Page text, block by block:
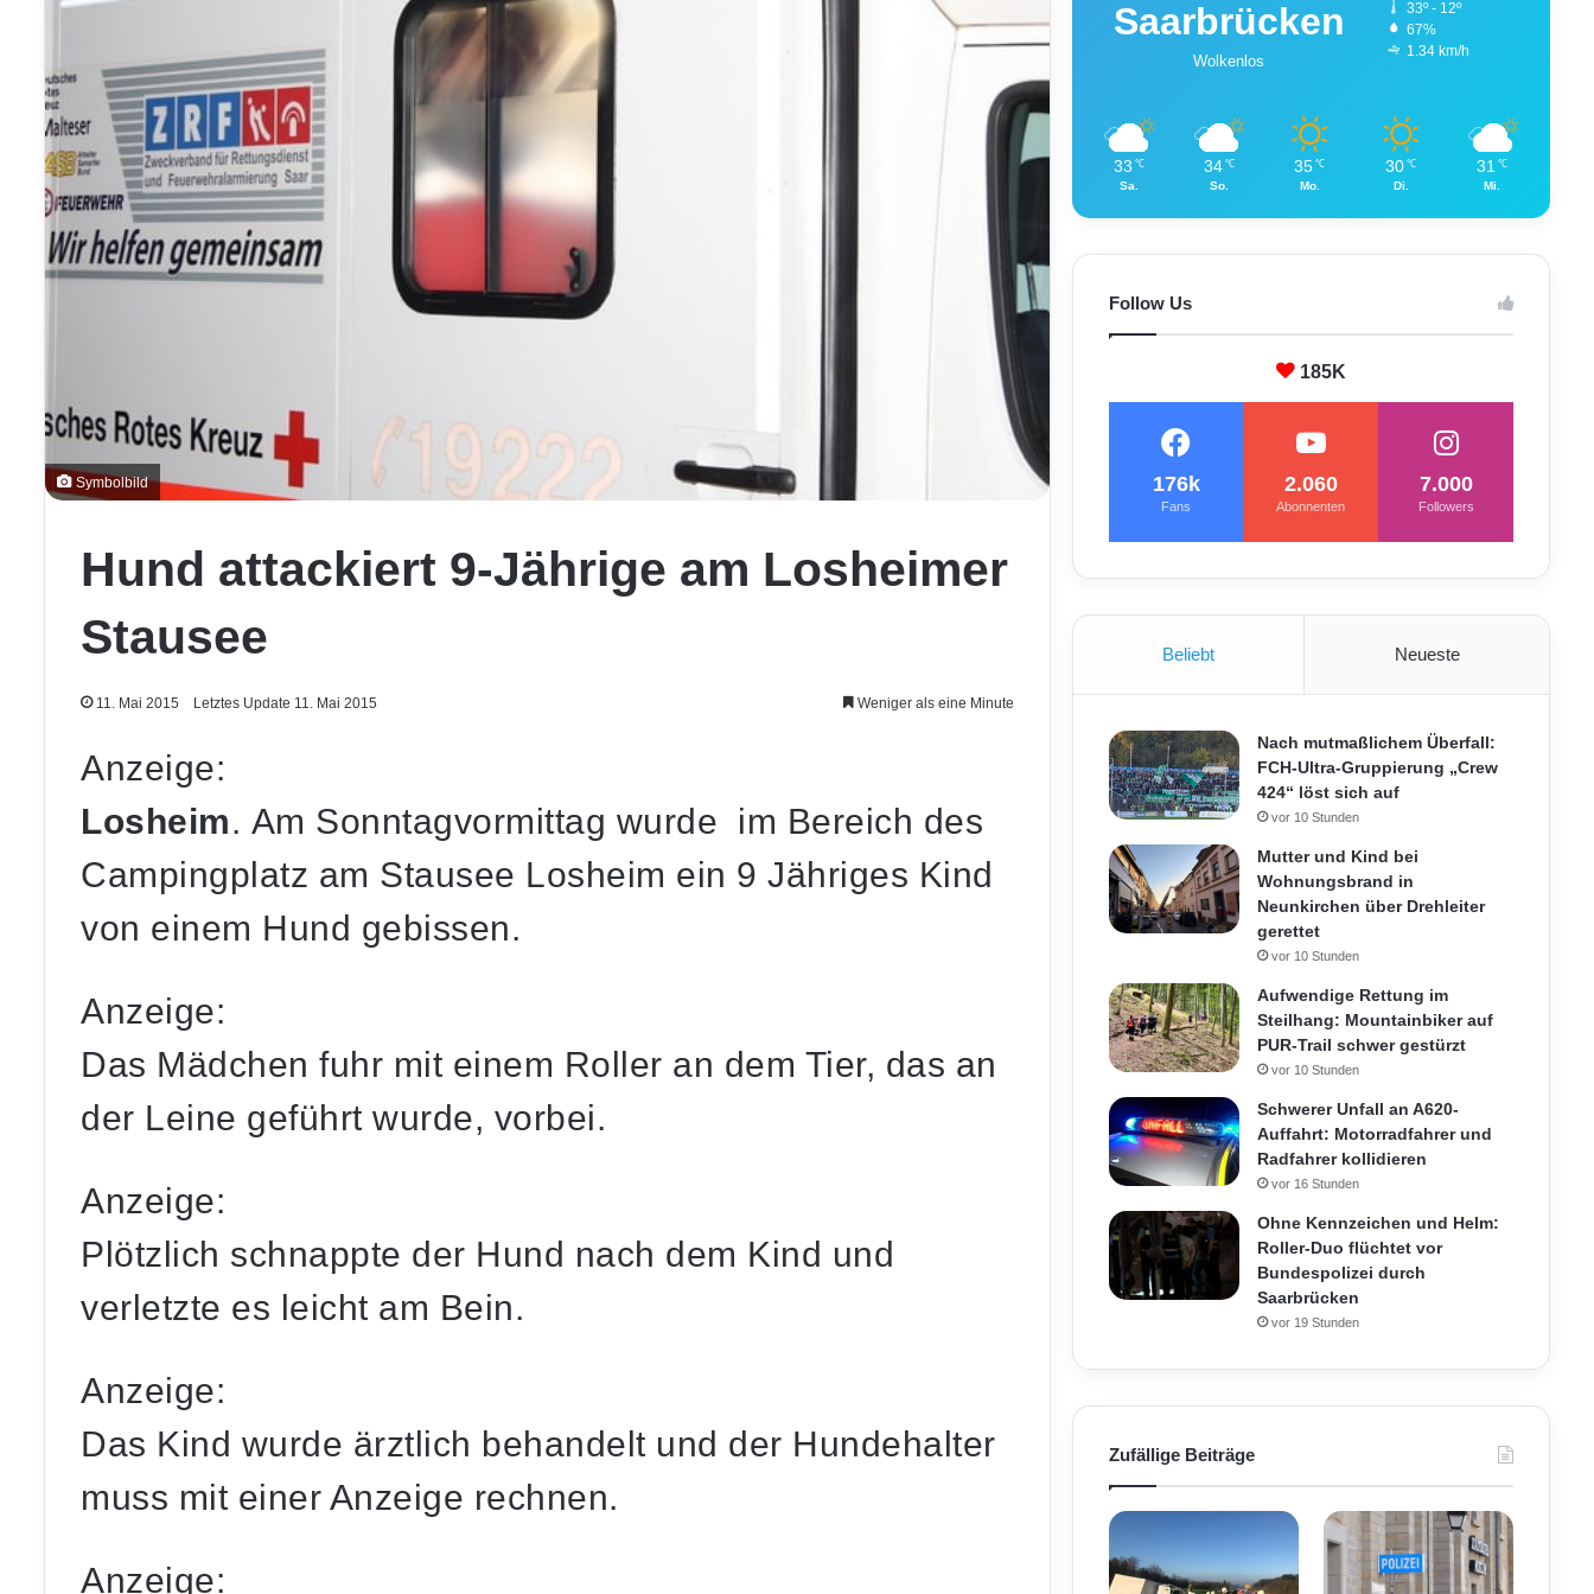
Symbolbild
Hund attackiert 9-Jährige am Losheimer
Stausee
11. Mai 2015 Letztes Update 11. Mai 2015 Weniger als eine Minute
Anzeige:
Losheim. Am Sonntagvormittag wurde im Bereich des
Campingplatz am Stausee Losheim ein 9 Jähriges Kind
von einem Hund gebissen.
Anzeige:
Das Mädchen fuhr mit einem Roller an dem Tier, das an
der Leine geführt wurde, vorbei.
Anzeige:
Plötzlich schnappte der Hund nach dem Kind und
verletzte es leicht am Bein.
Anzeige:
Das Kind wurde ärztlich behandelt und der Hundehalter
muss mit einer Anzeige rechnen.
Anzeige:
Saarbrücken
Wolkenlos
33º - 12º
67%
1.34 km/h
33 ℃
Sa.
34 ℃
So.
35 ℃
Mo.
30 ℃
Di.
31 ℃
Mi.
Follow Us
185K
176k
Fans
2.060
Abonnenten
7.000
Followers
Beliebt Neueste
Nach mutmaßlichem Überfall:
FCH-Ultra-Gruppierung „Crew
424“ löst sich auf
vor 10 Stunden
Mutter und Kind bei
Wohnungsbrand in
Neunkirchen über Drehleiter
gerettet
vor 10 Stunden
Aufwendige Rettung im
Steilhang: Mountainbiker auf
PUR-Trail schwer gestürzt
vor 10 Stunden
Schwerer Unfall an A620-
Auffahrt: Motorradfahrer und
Radfahrer kollidieren
vor 16 Stunden
Ohne Kennzeichen und Helm:
Roller-Duo flüchtet vor
Bundespolizei durch
Saarbrücken
vor 19 Stunden
Zufällige Beiträge